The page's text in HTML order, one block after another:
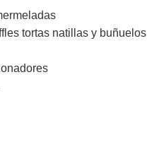
tortas natillas y buñuelos